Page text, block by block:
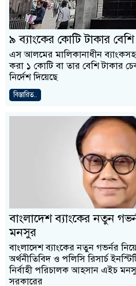
৯ ব্যাংকের কোটি টাকার বেশি
এস আলমের মালিকানাধীন ব্যাংকসহ
করা ১ কোটি বা তার বেশি টাকার চেক
নির্দেশ দিয়েছে
বিস্তারিত..
বাংলাদেশ ব্যাংকের নতুন
মনসুর
বাংলাদেশ ব্যাংকের নতুন গভর্নর
অর্থনীতিবিদ ও পলিসি রিসার্চ
নির্বাহী পরিচালক আহসান এইচ
সরকারের